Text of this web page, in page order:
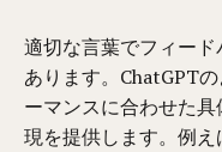
適切な言葉でフィー
あります。ChatGPT
ーマンスに合わせた
現を提供します。例